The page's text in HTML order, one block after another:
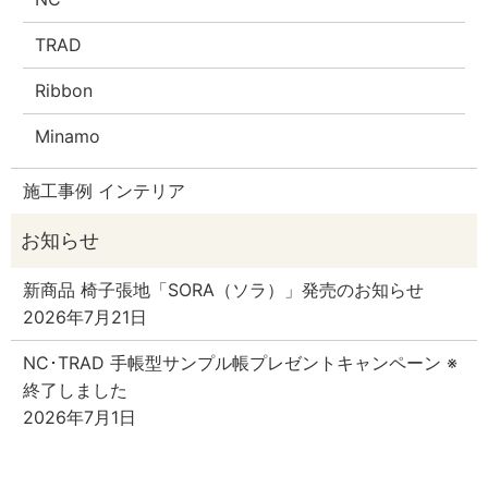
TRAD
Ribbon
Minamo
施工事例 インテリア
新商品 椅子張地「SORA（ソラ）」発売のお知らせ
2026年7月21日
NC･TRAD 手帳型サンプル帳プレゼントキャンペーン ※
終了しました
2026年7月1日